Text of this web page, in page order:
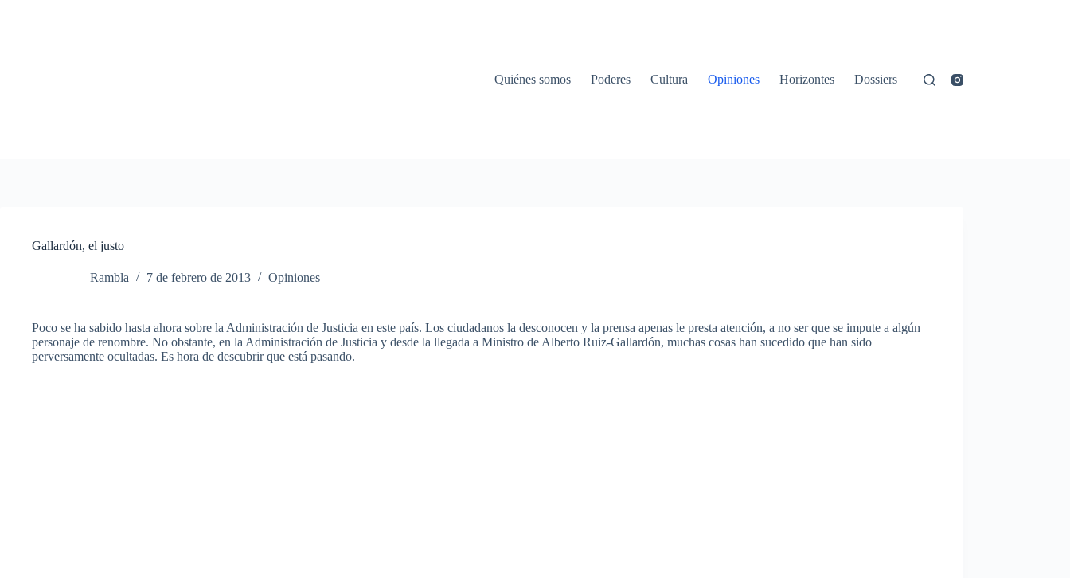
Quiénes somos Poderes Cultura Opiniones Horizontes Dossiers
Gallardón, el justo
Rambla 7 de febrero de 2013 Opiniones
Poco se ha sabido hasta ahora sobre la Administración de Justicia en este país. Los ciudadanos la desconocen y la prensa apenas le presta atención, a no ser que se impute a algún
personaje de renombre. No obstante, en la Administración de Justicia y desde la llegada a Ministro de Alberto Ruiz-Gallardón, muchas cosas han sucedido que han sido
perversamente ocultadas. Es hora de descubrir que está pasando.